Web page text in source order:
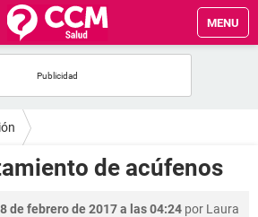
MENU
de acúfenos
de febrero de 2017 a las 04:24 por Laura